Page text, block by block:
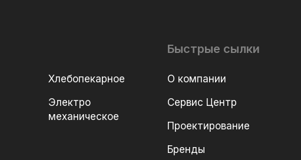
Хлебопекарное
Электро
механическое
Быстрые сылки
О компании
Сервис Центр
Проектирование
Бренды